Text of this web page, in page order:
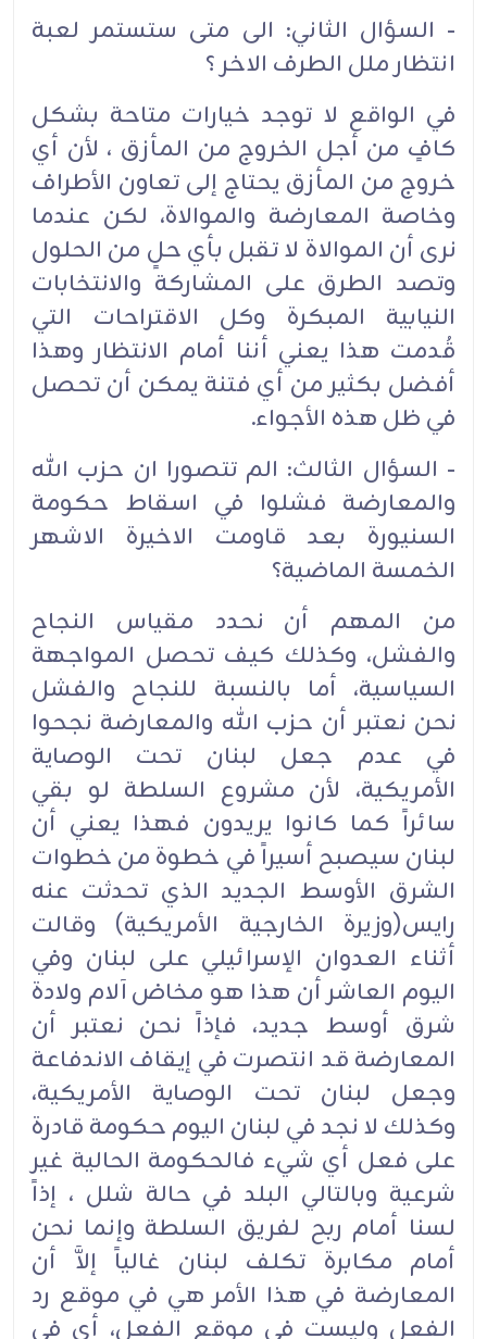
- السؤال الثاني: الى متى ستستمر لعبة
انتظار ملل الطرف الاخر ؟
في الواقع لا توجد خيارات متاحة بشكل
كافٍ من أجل الخروج من المأزق ، لأن أي
خروج من المأزق يحتاج إلى تعاون الأطراف
وخاصة المعارضة والموالاة، لكن عندما
نرى أن الموالاة لا تقبل بأي حلٍ من الحلول
وتصد الطرق على المشاركة والانتخابات
النيابية المبكرة وكل الاقتراحات التي
قُدمت هذا يعني أننا أمام الانتظار وهذا
أفضل بكثير من أي فتنة يمكن أن تحصل
في ظل هذه الأجواء.
- السؤال الثالث: الم تتصورا ان حزب الله
والمعارضة فشلوا في اسقاط حكومة
السنيورة بعد قاومت الاخيرة الاشهر
الخمسة الماضية؟
من المهم أن نحدد مقياس النجاح
والفشل، وكذلك كيف تحصل المواجهة
السياسية، أما بالنسبة للنجاح والفشل
نحن نعتبر أن حزب الله والمعارضة نجحوا
في عدم جعل لبنان تحت الوصاية
الأمريكية، لأن مشروع السلطة لو بقي
سائراً كما كانوا يريدون فهذا يعني أن
لبنان سيصبح أسيراً في خطوة من خطوات
الشرق الأوسط الجديد الذي تحدثت عنه
رايس(وزيرة الخارجية الأمريكية) وقالت
أثناء العدوان الإسرائيلي على لبنان وفي
اليوم العاشر أن هذا هو مخاض آلام ولادة
شرق أوسط جديد، فإذاً نحن نعتبر أن
المعارضة قد انتصرت في إيقاف الاندفاعة
وجعل لبنان تحت الوصاية الأمريكية،
وكذلك لا نجد في لبنان اليوم حكومة قادرة
على فعل أي شيء فالحكومة الحالية غير
شرعية وبالتالي البلد في حالة شلل ، إذاً
لسنا أمام ربح لفريق السلطة وإنما نحن
أمام مكابرة تكلف لبنان غالياً إلاَّ أن
المعارضة في هذا الأمر هي في موقع رد
الفعل وليست في موقع الفعل، أي في